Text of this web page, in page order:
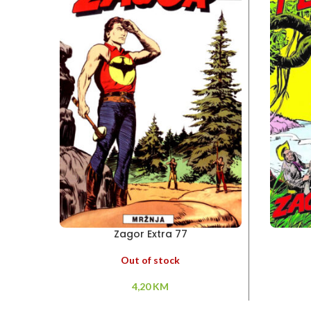
Zagor Extra 77
Out of stock
4,20KM